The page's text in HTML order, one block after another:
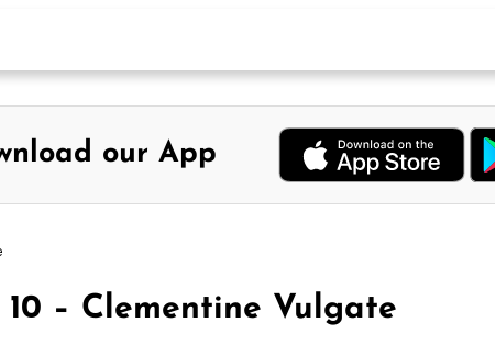
our App
– Clementine Vulgate